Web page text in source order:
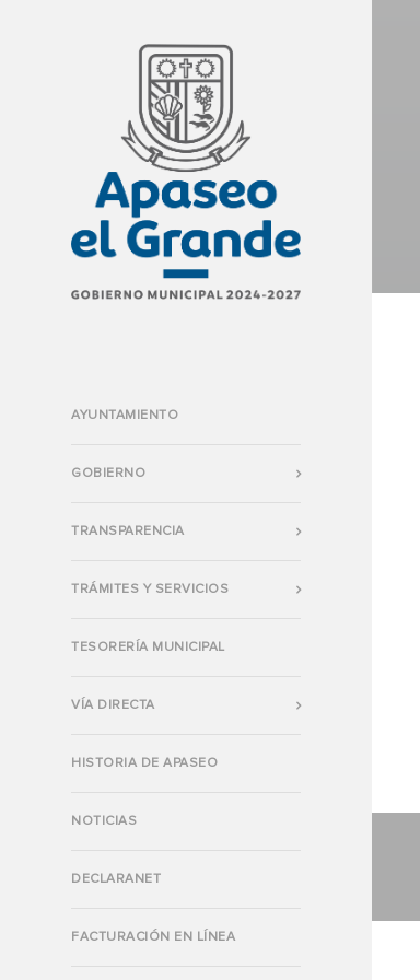
AYUNTAMIENTO
GOBIERNO
TRANSPARENCIA
TRÁMITES Y SERVICIOS
TESORERÍA MUNICIPAL
VÍA DIRECTA
HISTORIA DE APASEO
NOTICIAS
DECLARANET
FACTURACIÓN EN LÍNEA